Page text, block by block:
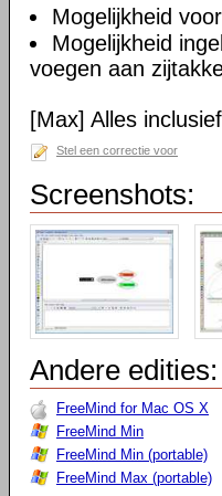
Mogelijkheid
Mogelijkheid
voegen aan
[Max] Alles
Stel een correctie voor
Screenshots:
Andere edities:
FreeMind for Mac OS X
FreeMind Min
FreeMind Min (portable)
FreeMind Max (portable)